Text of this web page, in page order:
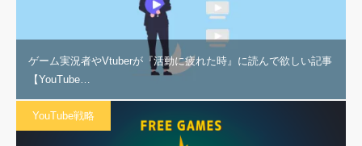
ゲーム実況者やVtuberが『活動に疲れた時』に読んで欲しい記事
【YouTube…
YouTube戦略